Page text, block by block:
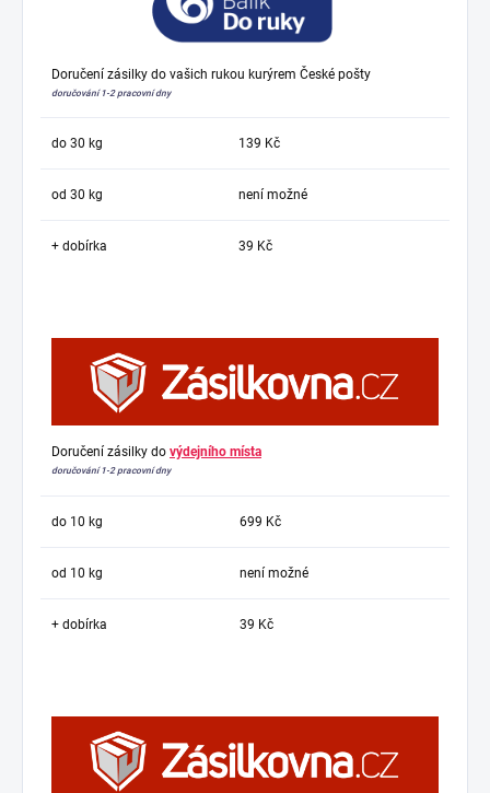
Doručení zásilky do vašich rukou kurýrem České pošty
doručování 1-2 pracovní dny
do 30 kg 139 Kč
od 30 kg není možné
+ dobírka 39 Kč
Doručení zásilky do výdejního místa
doručování 1-2 pracovní dny
do 10 kg 699 Kč
od 10 kg není možné
+ dobírka 39 Kč